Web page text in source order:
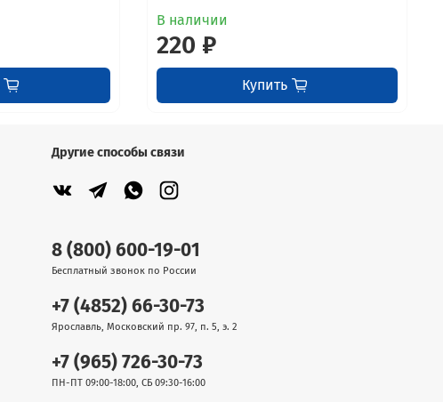
В наличии
220 ₽
Купить
Другие способы связи
8 (800) 600-19-01
Бесплатный звонок по России
+7 (4852) 66-30-73
Ярославль, Московский пр. 97, п. 5, э. 2
+7 (965) 726-30-73
ПН-ПТ 09:00-18:00, СБ 09:30-16:00